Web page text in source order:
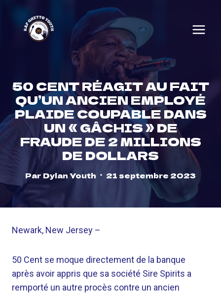
content
50 CENT RÉAGIT AU FAIT
QU’UN ANCIEN EMPLOYÉ
PLAIDE COUPABLE DANS
UN « GÂCHIS » DE
FRAUDE DE 2 MILLIONS
DE DOLLARS
Par Dylan Youth 21 septembre 2023
Newark, New Jersey –
50 Cent se moque directement de la banque
après avoir appris que sa société Sire Spirits a
remporté un autre procès contre un ancien